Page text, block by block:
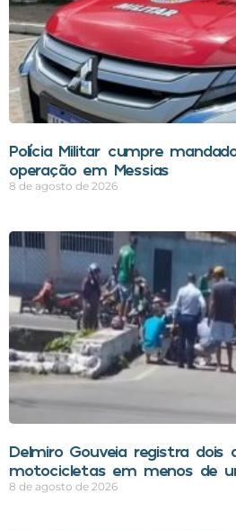
Polícia Militar cumpre
operação em Messias
8 de agosto de 2026
Delmiro Gouveia registra dois
motocicletas em menos de
8 de agosto de 2026